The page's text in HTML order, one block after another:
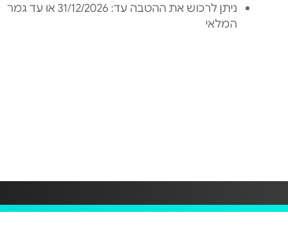
ניתן לרכוש את ההטבה עד: 31/12/2026 או עד גמר
המלאי